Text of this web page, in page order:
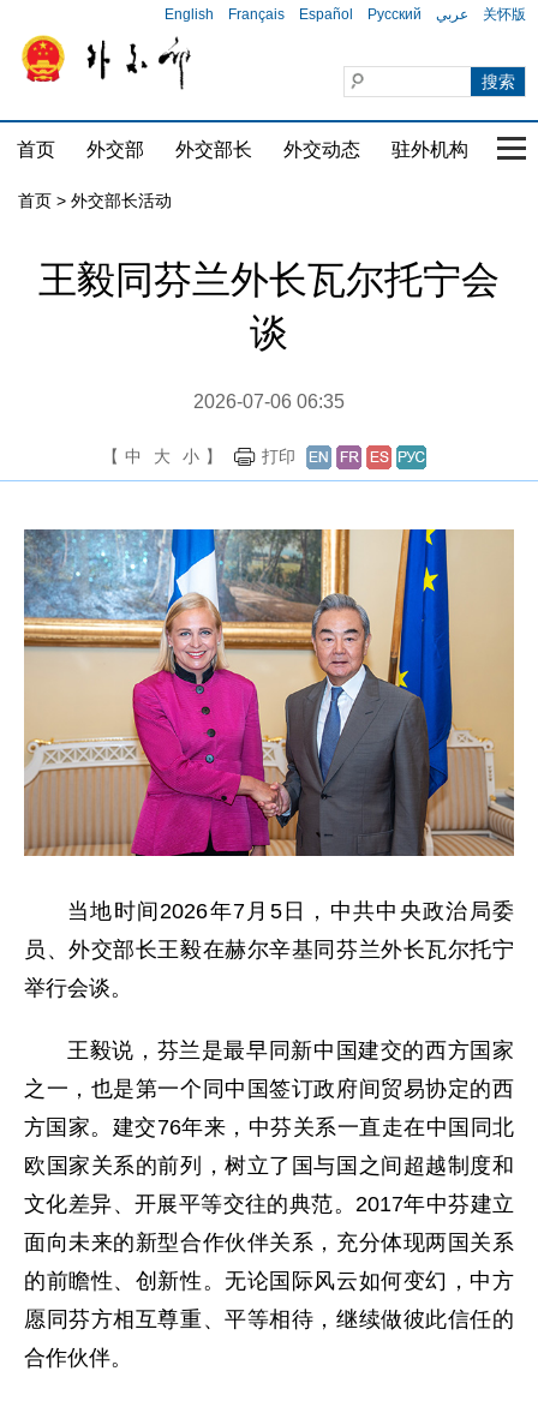
English Français Español Русский عربي 关怀版
首页 外交部 外交部长 外交动态 驻外机构 国
首页 > 外交部长活动
王毅同芬兰外长瓦尔托宁会
谈
2026-07-06 06:35
【 中 大 小 】 打印
当地时间2026年7月5日，中共中央政治局委
员、外交部长王毅在赫尔辛基同芬兰外长瓦尔托宁
举行会谈。
王毅说，芬兰是最早同新中国建交的西方国家
之一，也是第一个同中国签订政府间贸易协定的西
方国家。建交76年来，中芬关系一直走在中国同北
欧国家关系的前列，树立了国与国之间超越制度和
文化差异、开展平等交往的典范。2017年中芬建立
面向未来的新型合作伙伴关系，充分体现两国关系
的前瞻性、创新性。无论国际风云如何变幻，中方
愿同芬方相互尊重、平等相待，继续做彼此信任的
合作伙伴。